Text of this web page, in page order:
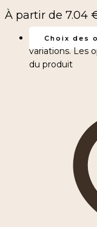
À partir de 7.04
Choix des
variations. Les
du produit